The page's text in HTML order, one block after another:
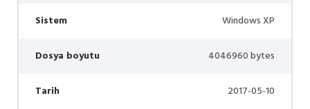
Sistem Windows XP
Dosya boyutu 4046960 bytes
Tarih 2017-05-10